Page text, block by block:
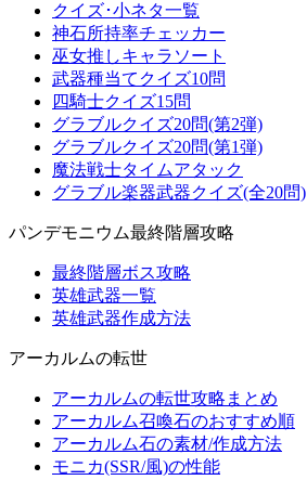
クイズ･小ネタ一覧
神石所持率チェッカー
巫女推しキャラソート
武器種当てクイズ10問
四騎士クイズ15問
グラブルクイズ20問(第2弾)
グラブルクイズ20問(第1弾)
魔法戦士タイムアタック
グラブル楽器武器クイズ(全20問)
パンデモニウム最終階層攻略
最終階層ボス攻略
英雄武器一覧
英雄武器作成方法
アーカルムの転世
アーカルムの転世攻略まとめ
アーカルム召喚石のおすすめ順
アーカルム石の素材/作成方法
モニカ(SSR/風)の性能